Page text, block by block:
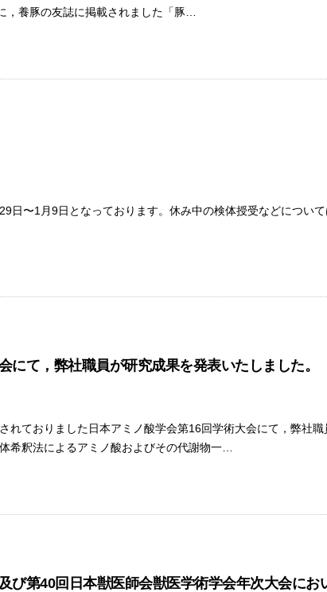
養豚の友誌に掲載されました「豚…
日〜1月9日となっております。休み中の検体授受などについ
にて，弊社職員が研究成果を発表いたしました。
れておりました日本アミノ酸学会第16回学術大会にて，弊社
希釈法によるアミノ酸およびその代謝物一…
び第40回日本獣医師会獣医学術学会年次大会にお